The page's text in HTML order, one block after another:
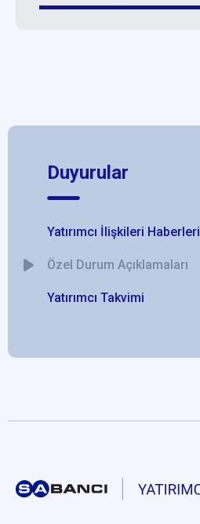
Duyurular
Yatırımcı İlişkileri Haberleri
Özel Durum Açıklamaları
Yatırımcı Takvimi